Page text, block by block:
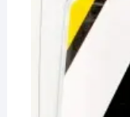
¡Hola! Soy el
Cuéntame qué
aunque no sepas